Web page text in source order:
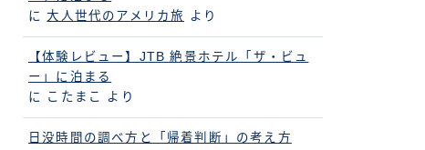
に大人世代のアメリカ旅 より
【体験レビュー】JTB 絶景ホテル「ザ・ビュ
ー」に泊まる
に
こたまこ より
日没時間の調べ方と「帰着判断」の考え方